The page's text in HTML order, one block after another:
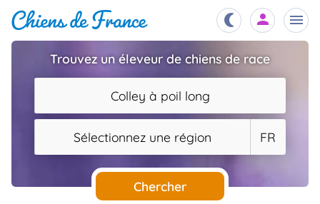
Chiots
Éleveurs
Étalons
Trouvez un éleveur de chiens de race
Colley à poil long
Sélectionnez une région FR
Chercher